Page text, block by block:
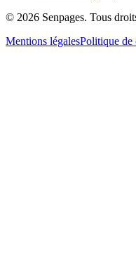
© 2026 Senpages. Tous
Mentions légalesPolitique de